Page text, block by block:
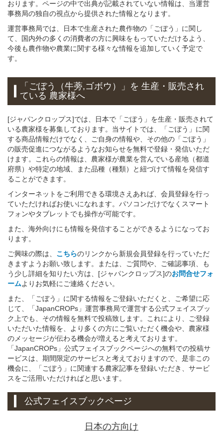
おります。ページの中で出典が記載されていない情報は、当運営
事務局の独自の視点から提供された情報となります。
運営事務局では、日本で生産された農作物の「ごぼう」に関し
て、国内外の多くの消費者の方に興味をもっていただけるよう、
今後も農作物や農業に関する様々な情報を追加していく予定で
す。
「ごぼう（牛蒡,ゴボウ）」 を 生産・販売され
ている 農家様へ
[ジャパンクロップス]では、日本で「ごぼう」を生産・販売されて
いる農家様を募集しております。当サイトでは、「ごぼう」に関
する商品情報だけでなく、ご自身の情報や、その他の「ごぼう」
の販売促進につながるようなお知らせを無料で登録・発信いただ
けます。これらの情報は、農家様が農業を営んでいる産地（都道
府県）や特定の地域、また品種（種類）と紐づけて情報を発信す
ることができます。
インターネットをご利用できる環境さえあれば、会員登録を行っ
ていただければお使いになれます。パソコンだけでなくスマート
フォンやタブレットでも操作が可能です。
また、海外向けにも情報を発信することができるようになってお
ります。
ご興味の際は、 こちらのリンクから新規会員登録を行っていただ
きますようお願い致します。または、ご質問や、ご確認事項、も
う少し詳細を知りたい方は、[ジャパンクロップス]のお問合せフォ
ームよりお気軽にご連絡ください。
また、「ごぼう」に関する情報をご登録いただくと、ご希望に応
じて、「JapanCROPs」運営事務局で運営する公式フェイスブッ
ク上でも、その情報を無料で投稿致します。これにより、ご登録
いただいた情報を、より多くの方にご覧いただく機会や、農家様
のメッセージが伝わる機会が増えると考えております。
「JapanCROPs」公式フェイスブックページへの無料での投稿サ
ービスは、期間限定のサービスと考えておりますので、是非この
機会に、「ごぼう」に関連する農家記事を登録いただき、サービ
スをご活用いただければと思います。
公式フェイスブックページ
日本の方向け